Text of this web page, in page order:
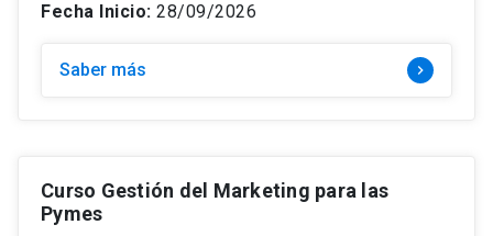
Fecha Inicio: 28/09/2026
Saber más keyboard_arrow_right
Curso Gestión del Marketing para las
Pymes